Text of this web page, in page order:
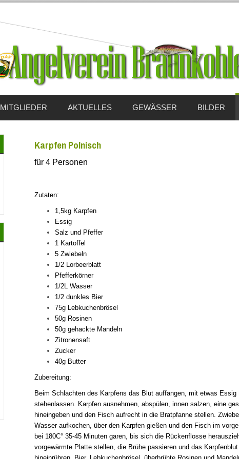
MITGLIEDER AKTUELLES GEWÄSSER BILDER
Karpfen Polnisch
für 4 Personen
Zutaten:
1,5kg Karpfen
Essig
Salz und Pfeffer
1 Kartoffel
5 Zwiebeln
1/2 Lorbeerblatt
Pfefferkörner
1/2L Wasser
1/2 dunkles Bier
75g Lebkuchenbrösel
50g Rosinen
50g gehackte Mandeln
Zitronensaft
Zucker
40g Butter
Zubereitung:
Beim Schlachten des Karpfens das Blut auffangen, mit etwas Essig
stehenlassen. Karpfen ausnehmen, abspülen, innen salzen, eine
hineingeben und den Fisch aufrecht in die Bratpfanne stellen.
Wasser aufkochen, über den Karpfen gießen und den Fisch im
bei 180C° 35-45 Minuten garen, bis sich die Rückenflosse
vorgewärmte Platte stellen, die Brühe passieren und das